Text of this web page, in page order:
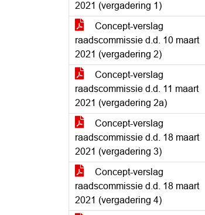
2021 (vergadering 1)
Concept-verslag
raadscommissie d.d. 10 maart
2021 (vergadering 2)
Concept-verslag
raadscommissie d.d. 11 maart
2021 (vergadering 2a)
Concept-verslag
raadscommissie d.d. 18 maart
2021 (vergadering 3)
Concept-verslag
raadscommissie d.d. 18 maart
2021 (vergadering 4)